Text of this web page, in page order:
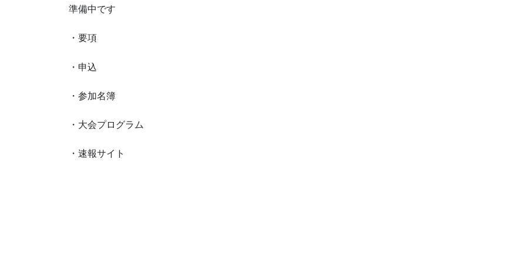
準備中です
・要項
・申込
・参加名簿
・大会プログラム
・速報サイト